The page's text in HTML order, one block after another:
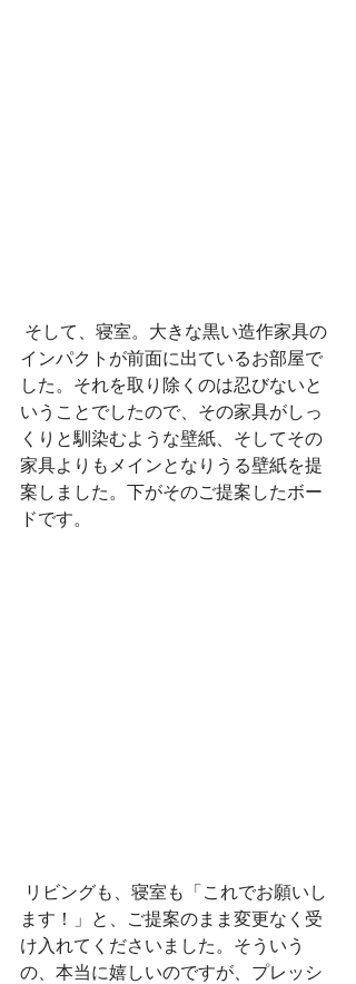
インパクトが前面に出ているお部屋で
した。それを取り除くのは忍びないと
いうことでしたので、その家具がしっ
くりと馴染むような壁紙、そしてその
家具よりもメインとなりうる壁紙を提
案しました。下がそのご提案したボー
ドです。
ます！」と、ご提案のまま変更なく受
け入れてくださいました。そういう
の、本当に嬉しいのですが、プレッシ